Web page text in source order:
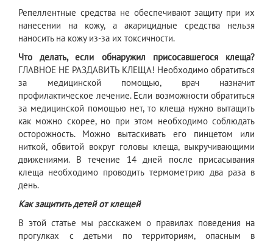
Репеллентные средства не обеспечивают защиту при их
нанесении на кожу, а акарицидные средства нельзя
наносить на кожу из-за их токсичности.
Что делать, если обнаружил присосавшегося клеща?
ГЛАВНОЕ НЕ РАЗДАВИТЬ КЛЕЩА! Необходимо обратиться
за медицинской помощью, врач назначит
профилактическое лечение. Если возможности обратиться
за медицинской помощью нет, то клеща нужно вытащить
как можно скорее, но при этом необходимо соблюдать
осторожность. Можно вытаскивать его пинцетом или
ниткой, обвитой вокруг головы клеща, выкручивающими
движениями. В течение 14 дней после присасывания
клеща необходимо проводить термометрию два раза в
день.
Как защитить детей от клещей
В этой статье мы расскажем о правилах поведения на
прогулках с детьми по территориям, опасным в